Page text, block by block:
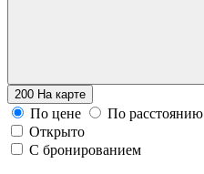
200 На карте
По цене
По расстоянию
Открыто
С бронированием